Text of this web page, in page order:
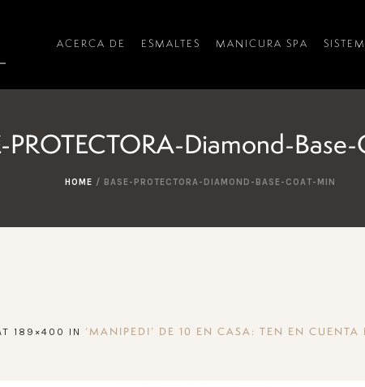
ACERCA DE ESMALTES MANICURA SPA
PROTECTORA-Diamond-
HOME / BASE-PROTECTORA-DIAMOND-BASE-COAT-MIN
189×400 IN ‘MANIPEDI’ DE 10 EN CASA: TEN EN CUENTA